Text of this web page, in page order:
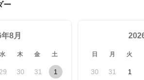
ー
8月
水 木 金 土
29 30 31 1
日 月 火
30 31 1